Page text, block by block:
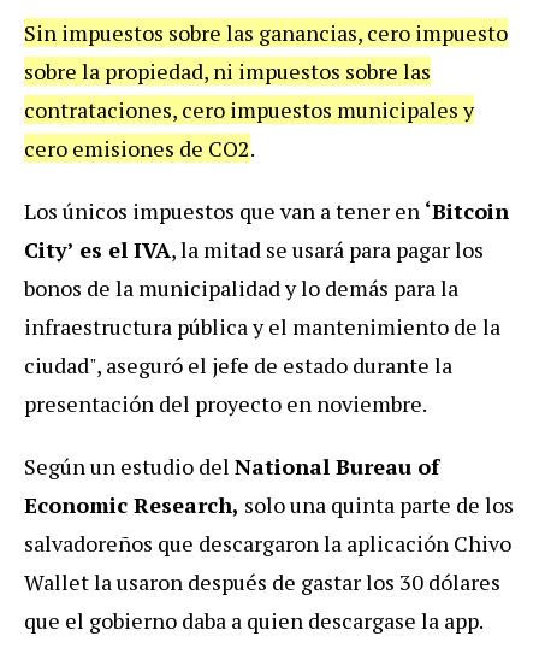
Sin impuestos sobre las ganancias, cero impuesto
sobre la propiedad, ni impuestos sobre las
contrataciones, cero impuestos municipales y
cero emisiones de CO2.
Los únicos impuestos que van a tener en ‘Bitcoin
City’ es el IVA, la mitad se usará para pagar los
bonos de la municipalidad y lo demás para la
infraestructura pública y el mantenimiento de la
ciudad", aseguró el jefe de estado durante la
presentación del proyecto en noviembre.
Según un estudio del National Bureau of
Economic Research, solo una quinta parte de los
salvadoreños que descargaron la aplicación Chivo
Wallet la usaron después de gastar los 30 dólares
que el gobierno daba a quien descargase la app.